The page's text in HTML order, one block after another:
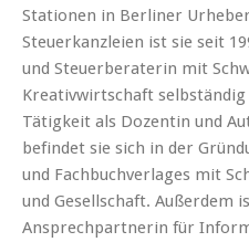
Stationen in Berliner
Steuerkanzleien ist sie seit
und Steuerberaterin mit
Kreativwirtschaft
Tätigkeit als Dozentin und
befindet sie sich in der
und Fachbuchverlages mit
und Gesellschaft. Außerdem
Ansprechpartnerin für